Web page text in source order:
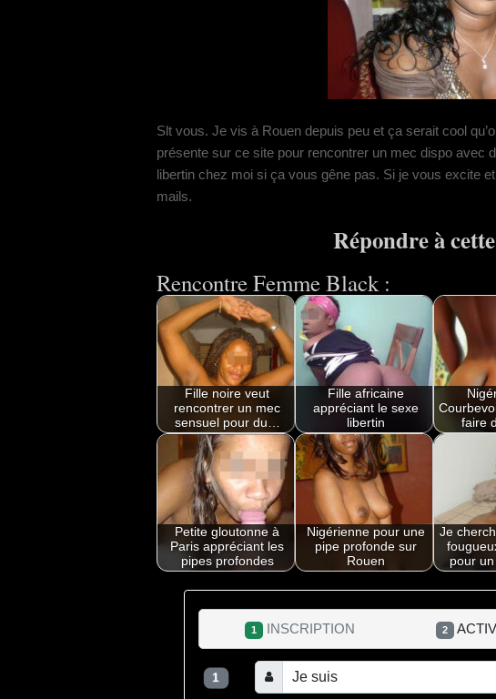
Slt vous. Je vis à Rouen depuis peu et ça serait cool
présente sur ce site pour rencontrer un mec dispo
libertin chez moi si ça vous gêne pas. Si je vous excite
mails.
Répondre à
Rencontre Femme Black :
Fille noire veut
rencontrer un mec
sensuel pour du…
Fille africaine
appréciant le sexe
libertin
faire
Petite gloutonne à
Paris appréciant les
pipes profondes
Nigérienne pour une
pipe profonde sur
Rouen
Je
pour